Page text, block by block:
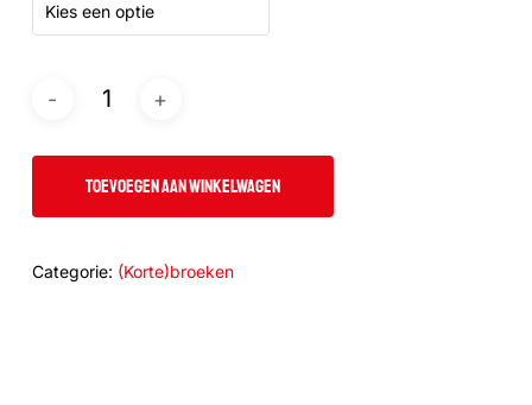
Kies een optie
TOEVOEGEN AAN WINKELWAGEN
Categorie: (Korte)broeken